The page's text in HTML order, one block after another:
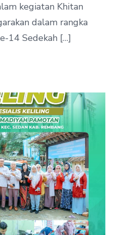
kegiatan Khitan
dalam rangka
14 Sedekah […]